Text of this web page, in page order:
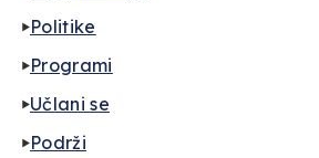
Politike
Programi
Učlani se
Podrži